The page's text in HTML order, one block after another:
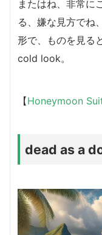
またはね、非常に
る、嫌な見方でね
形で、ものを見る
cold look。
【Honeymoon
dead as a